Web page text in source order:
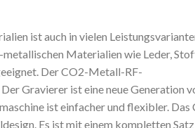
ist auch in vielen
Materialien wie Leder,
Der CO2-Metall-RF-
Gravierer ist eine neue Generation
ist einfacher und flexibler. Das
Es ist mit einem kompletten Satz